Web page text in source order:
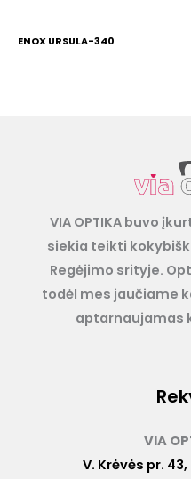
ENOX URSULA-340
VIA OPTIKA buvo
siekia teikti
Regėjimo srityje.
todėl mes jaučiame
aptarnaujamas
VIA
V. Krėvės pr.